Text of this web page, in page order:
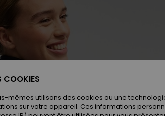
COOKIES
mêmes utilisons des cookies ou une
sur votre appareil. Ces informations